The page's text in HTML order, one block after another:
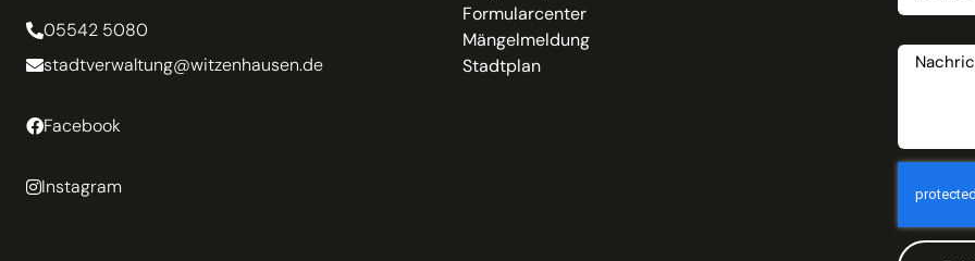
05542 5080
stadtverwaltung@witzenhausen.de
Facebook
Instagram
Formularcenter
Mängelmeldung
Stadtplan